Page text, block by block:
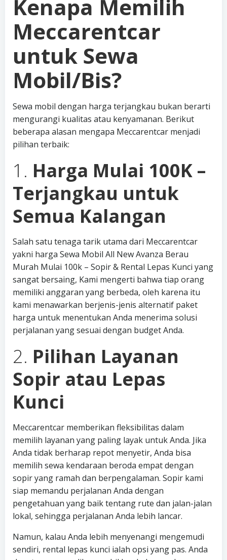
Kenapa Memilih
Meccarentcar
untuk Sewa
Mobil/Bis?
Sewa mobil dengan harga terjangkau bukan berarti
mengurangi kualitas atau kenyamanan. Berikut
beberapa alasan mengapa Meccarentcar menjadi
pilihan terbaik:
1. Harga Mulai 100K –
Terjangkau untuk
Semua Kalangan
Salah satu tenaga tarik utama dari Meccarentcar
yakni harga Sewa Mobil All New Avanza Berau
Murah Mulai 100k – Sopir & Rental Lepas Kunci yang
sangat bersaing, Kami mengerti bahwa tiap orang
memiliki anggaran yang berbeda, oleh karena itu
kami menawarkan berjenis-jenis alternatif paket
harga untuk menentukan Anda menerima solusi
perjalanan yang sesuai dengan budget Anda.
2. Pilihan Layanan
Sopir atau Lepas
Kunci
Meccarentcar memberikan fleksibilitas dalam
memilih layanan yang paling layak untuk Anda. Jika
Anda tidak berharap repot menyetir, Anda bisa
memilih sewa kendaraan beroda empat dengan
sopir yang ramah dan berpengalaman. Sopir kami
siap memandu perjalanan Anda dengan
pengetahuan yang baik tentang rute dan jalan-jalan
lokal, sehingga perjalanan Anda lebih lancar.
Namun, kalau Anda lebih menyenangi mengemudi
sendiri, rental lepas kunci ialah opsi yang pas. Anda